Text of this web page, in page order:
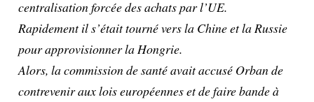
centralisation forcée des achats par l’UE.
Rapidement il s’était tourné vers la Chine et la Russie
pour approvisionner la Hongrie.
Alors, la commission de santé avait accusé Orban de
contrevenir aux lois européennes et de faire bande à